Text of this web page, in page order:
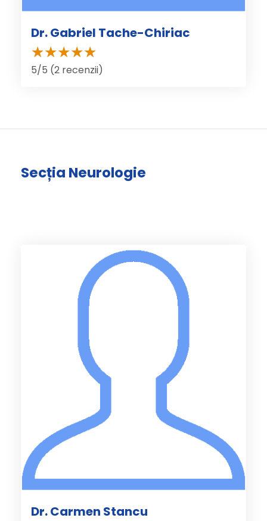
Dr. Gabriel Tache-Chiriac
5/5 (2 recenzii)
Secția Neurologie
Dr. Carmen Stancu